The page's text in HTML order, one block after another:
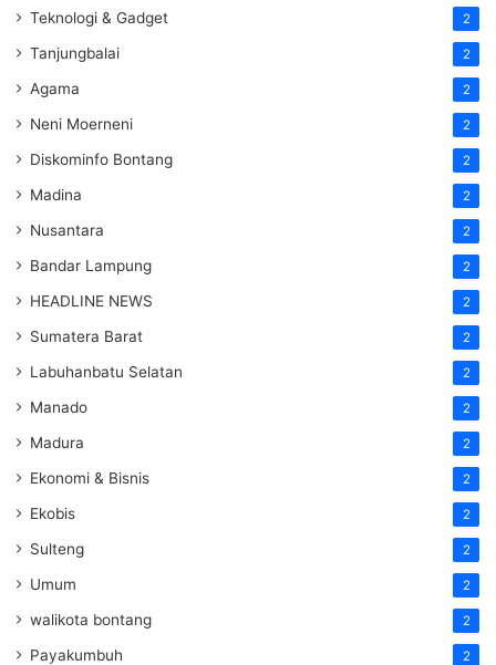
Teknologi & Gadget 2
Tanjungbalai 2
Agama 2
Neni Moerneni 2
Diskominfo Bontang 2
Madina 2
Nusantara 2
Bandar Lampung 2
HEADLINE NEWS 2
Sumatera Barat 2
Labuhanbatu Selatan 2
Manado 2
Madura 2
Ekonomi & Bisnis 2
Ekobis 2
Sulteng 2
Umum 2
walikota bontang 2
Payakumbuh 2